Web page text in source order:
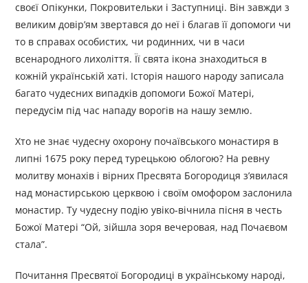
своєї Опікунки, Покровительки і Заступниці. Він завжди з
великим довір’ям звертався до неї і благав її допомоги чи
то в справах особистих, чи родинних, чи в часи
всенародного лихоліття. Її свята ікона знаходиться в
кожній українській хаті. Історія нашого народу записала
багато чудесних випадків допомоги Божої Матері,
передусім під час нападу ворогів на нашу землю.
Хто не знає чудесну охорону почаївського монастиря в
липні 1675 року перед турецькою облогою? На ревну
молитву монахів і вірних Пресвята Богородиця з’явилася
над монастирською церквою і своїм омофором заслонила
монастир. Ту чудесну подію увіко-вічнила пісня в честь
Божої Матері “Ой, зійшла зоря вечеровая, над Почаєвом
стала”.
Почитання Пресвятої Богородиці в українському народі,